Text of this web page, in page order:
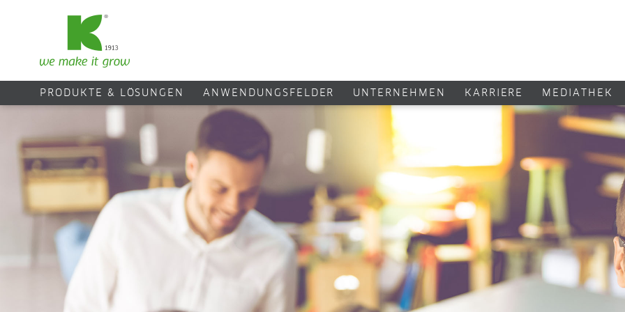
PRODUKTE & LÖSUNGEN ANWENDUNGSFELDER UNTERNEHMEN KARRIERE MEDIATHEK